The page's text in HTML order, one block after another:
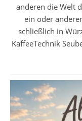
anderen die Welt
ein oder
schließlich in
KaffeeTechnik